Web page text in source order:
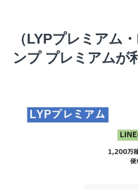
（LYPプレミアム
ンプ プレミアムが